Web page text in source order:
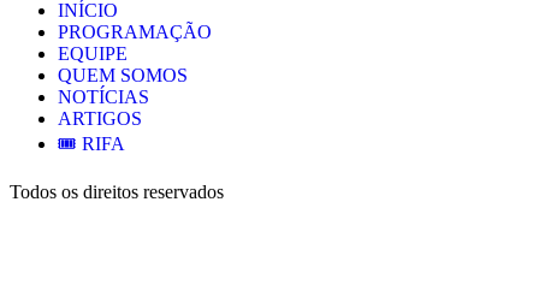
INÍCIO
PROGRAMAÇÃO
EQUIPE
QUEM SOMOS
NOTÍCIAS
ARTIGOS
🎟️ RIFA
Todos os direitos reservados